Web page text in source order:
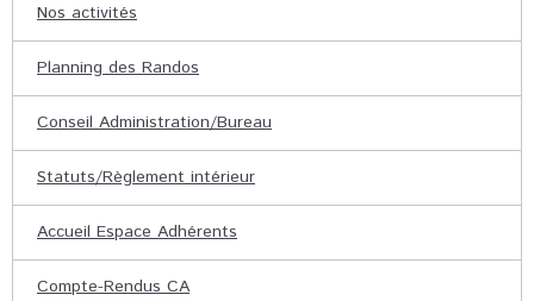
Nos activités
Planning des Randos
Conseil Administration/Bureau
Statuts/Règlement intérieur
Accueil Espace Adhérents
Compte-Rendus CA